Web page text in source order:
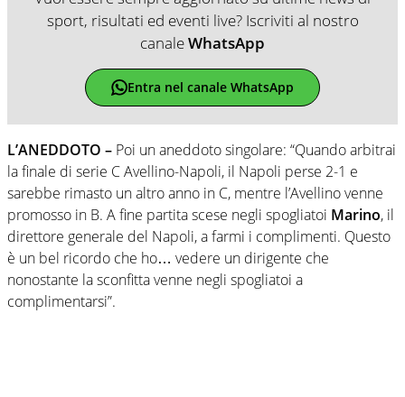
sport, risultati ed eventi live? Iscriviti al nostro
canaleWhatsApp
Entra nel canale WhatsApp
L’ANEDDOTO – Poi un aneddoto singolare: “Quando arbitrai
la finale di serie C Avellino-Napoli, il Napoli perse 2-1 e
sarebbe rimasto un altro anno in C, mentre l’Avellino venne
promosso in B. A fine partita scese negli spogliatoi Marino, il
direttore generale del Napoli, a farmi i complimenti. Questo
è un bel ricordo che ho… vedere un dirigente che
nonostante la sconfitta venne negli spogliatoi a
complimentarsi”.